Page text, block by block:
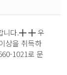
니다.╋ ╋ 우
상을 취득하
1021로 문